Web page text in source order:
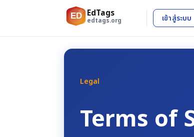
ED EdTags
edtags.org เข้าสู่ระบบ
Legal
Terms of